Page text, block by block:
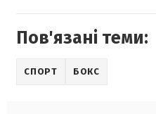
Пов'язані теми:
СПОРТ БОКС